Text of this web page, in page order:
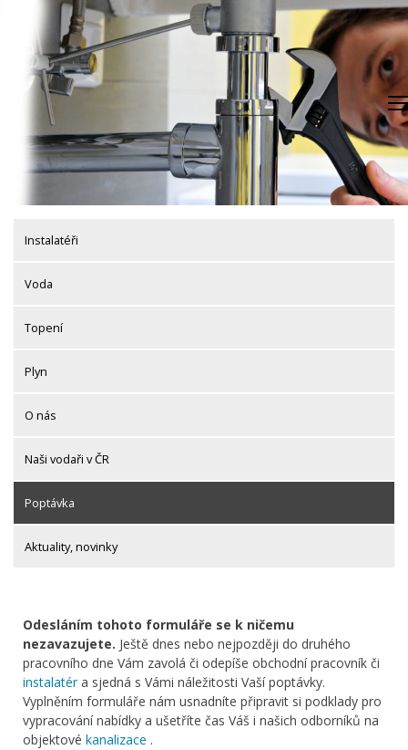
content
Instalatéři
Voda
Topení
Plyn
O nás
Naši vodaři v ČR
Poptávka
Aktuality, novinky
Odesláním tohoto formuláře se k ničemu
nezavazujete. Ještě dnes nebo nejpozději do druhého
pracovního dne Vám zavolá či odepíše obchodní pracovník či
instalatéra sjedná s Vámi náležitosti Vaší poptávky.
Vyplněním formuláře nám usnadníte připravit si podklady pro
vypracování nabídky a ušetříte čas Váš i našich odborníků na
objektové kanalizace .